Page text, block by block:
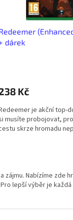
dárek
Kč
je akční top-
musíte probojovat,
skrze hromadu
zájmu. Nabízíme zde
lepší výběr je